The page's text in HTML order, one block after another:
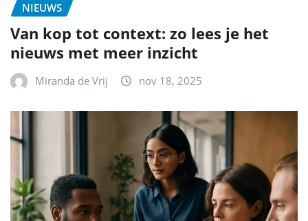
NIEUWS
Van kop tot context: zo lees je het
nieuws met meer inzicht
Miranda de Vrij nov 18, 2025